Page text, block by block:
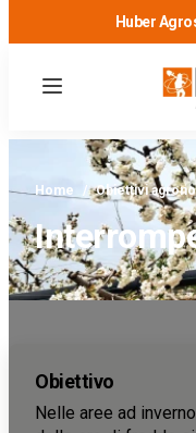
Huber
Menu
Home / Obiettivi
Obiettivo
Nelle aree ad